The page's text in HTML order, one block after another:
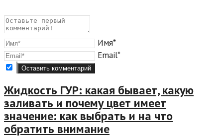
Имя*
Email*
Жидкость ГУР: какая бывает, какую
заливать и почему цвет имеет
значение: как выбрать и на что
обратить внимание